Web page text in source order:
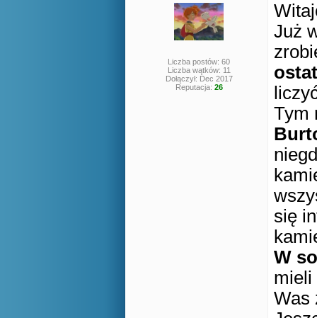
Liczba postów: 60
Liczba wątków: 11
Dołączył: Dec 2017
Reputacja: 26
Już
Tym
się
W
mieli
Was